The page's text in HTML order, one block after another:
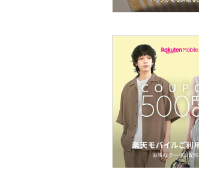
フレグランス
メイク道具・美容器具
コフレ・キット・セット
食器・調理器具・キッチ
ン用品
インテリア・生活雑貨
スマホグッズ・オーディ